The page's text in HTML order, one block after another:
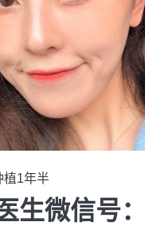
1年半
生微信号：